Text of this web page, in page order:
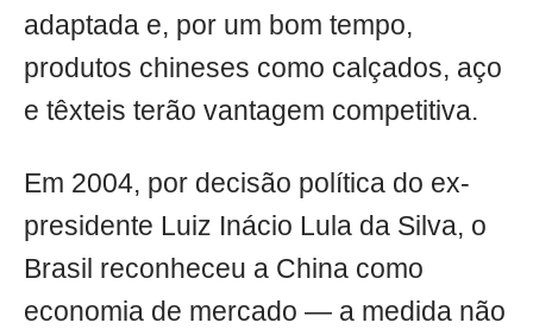
adaptada e, por um bom tempo,
produtos chineses como calçados, aço
e têxteis terão vantagem competitiva.
Em 2004, por decisão política do ex-
presidente Luiz Inácio Lula da Silva, o
Brasil reconheceu a China como
economia de mercado — a medida não